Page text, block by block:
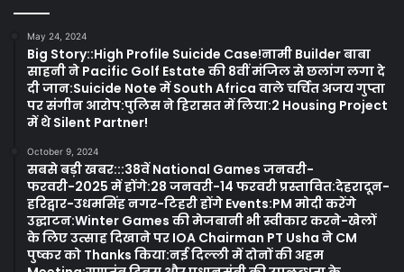
May 24, 2024
Big Story::High Profile Suicide Case!नामी Builder बाबा
साहनी ने Pacific Golf Estate की 8वीं मंजिल से छलांग लगा दे
दी जान:Suicide Note में South Africa वाले चर्चित अजय गुप्ता
पर संगीन आरोप:पुलिस ने हिरासत में लिया:2 Housing Project
में थे Silent Partner!
October 9, 2024
सबसे बड़ी खबर:::38वें National Games जनवरी-
फरवरी-2025 में होंगे:28 जनवरी-14 फरवरी प्रस्तावित:देहरादून-
हरिद्वार-उधमसिंह नगर-टिहरी होंगे Events:PM मोदी करेंगे
उद्घाटन:Winter Games की मेजबानी भी स्वीकार करने-खेलों
के लिए उत्साह दिखाने पर IOA Chairman PT Usha ने CM
पुष्कर को Thanks किया:नई दिल्ली में दोनों की अहम